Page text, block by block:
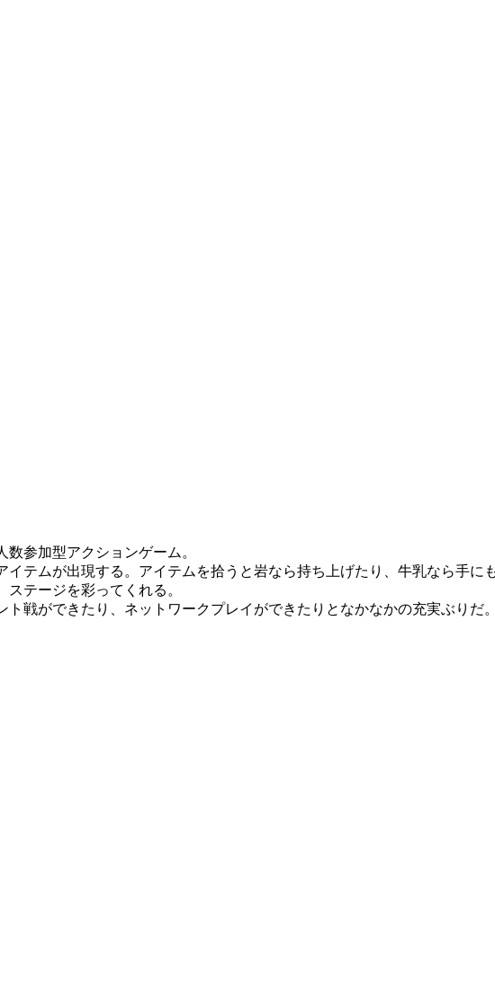
参加型アクションゲーム。
テムが出現する。アイテムを拾うと岩なら持ち上げたり、牛乳なら手に
テージを彩ってくれる。
戦ができたり、ネットワークプレイができたりとなかなかの充実ぶりだ